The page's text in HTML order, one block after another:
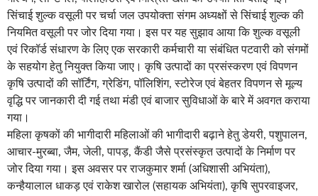
सिंचाई शुल्क वसूली पर चर्चा जल उपयोक्ता संगम अध्यक्षों से सिंचाई शुल्क की
नियमित वसूली पर जोर दिया गया। इस पर यह सुझाव आया कि शुल्क वसूली
एवं रिकॉर्ड संधारण के लिए एक सरकारी कर्मचारी या संबंधित पटवारी को संगमों
के सहयोग हेतु नियुक्त किया जाए। कृषि उत्पादों का प्रसंस्करण एवं विपणन
कृषि उत्पादों की सॉर्टिंग, ग्रेडिंग, पॉलिशिंग, स्टोरेज एवं बेहतर विपणन से मूल्य
वृद्धि पर जानकारी दी गई तथा मंडी एवं बाजार सुविधाओं के बारे में अवगत कराया
गया।
महिला कृषकों की भागीदारी महिलाओं की भागीदारी बढ़ाने हेतु डेयरी, पशुपालन,
आचार-मुरब्बा, जैम, जेली, पापड़, कैंडी जैसे प्रसंस्कृत उत्पादों के निर्माण पर
जोर दिया गया। इस अवसर पर राजकुमार शर्मा (अधिशासी अभियंता),
कन्हैयालाल धाकड़ एवं राकेश खारोल (सहायक अभियंता), कृषि सुपरवाइजर,